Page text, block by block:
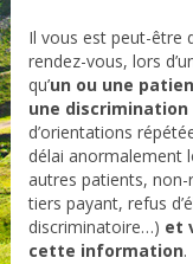
Il vous est peut-être
rendez-vous, lors
qu’un ou une
une
d’orientations
délai anormalement
autres patients,
tiers payant, refus
discriminatoire…) et
cette information.